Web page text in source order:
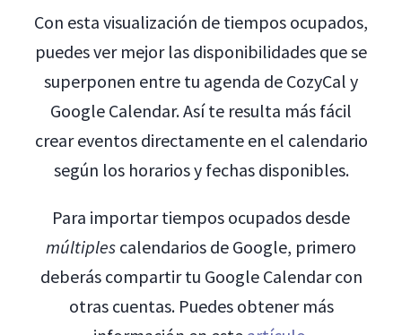
Con esta visualización de tiempos ocupados,
puedes ver mejor las disponibilidades que se
superponen entre tu agenda de CozyCal y
Google Calendar. Así te resulta más fácil
crear eventos directamente en el calendario
según los horarios y fechas disponibles.
Para importar tiempos ocupados desde
múltiples calendarios de Google, primero
deberás compartir tu Google Calendar con
otras cuentas. Puedes obtener más